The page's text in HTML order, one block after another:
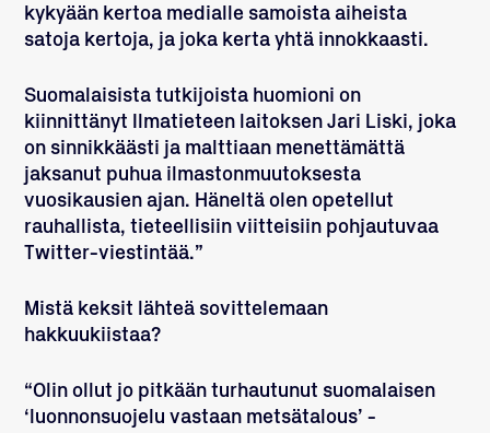
kykyään kertoa medialle samoista aiheista
satoja kertoja, ja joka kerta yhtä innokkaasti.
Suomalaisista tutkijoista huomioni on
kiinnittänyt Ilmatieteen laitoksenJari Liski, joka
on sinnikkäästi ja malttiaan menettämättä
jaksanut puhua ilmastonmuutoksesta
vuosikausien ajan. Häneltä olen opetellut
rauhallista, tieteellisiin viitteisiin pohjautuvaa
Twitter-viestintää.”
Mistä keksit lähteä sovittelemaan
hakkuukiistaa?
“Olin ollut jo pitkään turhautunut suomalaisen
‘luonnonsuojelu vastaan metsätalous’ -